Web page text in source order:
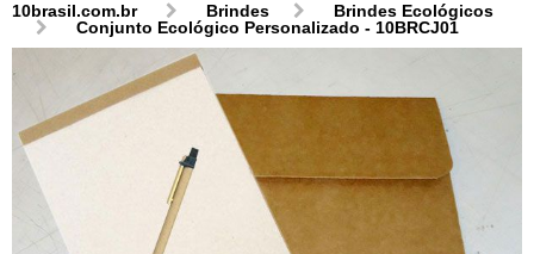
10brasil.com.br Brindes
Brindes Ecológicos
Conjunto Ecológico Personalizado - 10BRCJ01